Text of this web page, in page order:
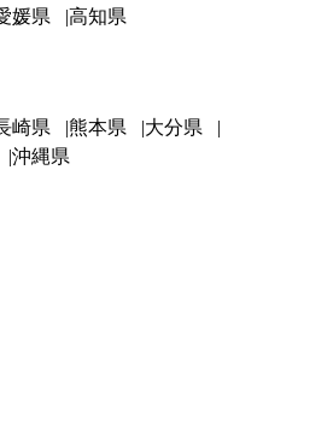
媛県 高知県
崎県 熊本県
大分県
沖縄県